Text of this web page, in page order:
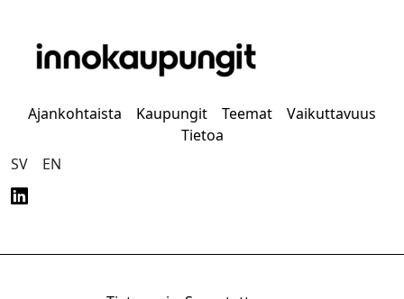
Ajankohtaista Kaupungit Teemat
Vaikuttavuus
Tietoa
SV
EN